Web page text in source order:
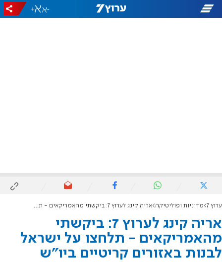
-
+
ערוץ 7 מדיניות ופוליטיקה אריה קינג לערוץ 7: ביקשתי מהאמריקאים - תלחצו על ישראל לבנות באזורים קריטיים ביו"ש
אריה קינג לערוץ 7: ביקשתי
מהאמריקאים - תלחצו על ישראל
לבנות באזורים קריטיים ביו"ש